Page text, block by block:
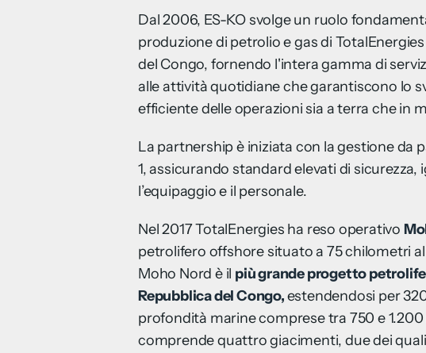
Dal 2006, ES-KO svolge un ruolo
produzione di petrolio e gas di
del Congo, fornendo l'intera gamma di
alle attività quotidiane che garantiscono lo
efficiente delle operazioni sia a terra che in
La partnership è iniziata con la gestione da
1, assicurando standard elevati di
l’equipaggio e il personale.
Nel 2017 TotalEnergies ha reso operativo
petrolifero offshore situato a 75 chilometri
Moho Nord è il più grande progetto
Repubblica del Congo,estendendosi per
profondità marine comprese tra 750 e
comprende quattro giacimenti, due dei